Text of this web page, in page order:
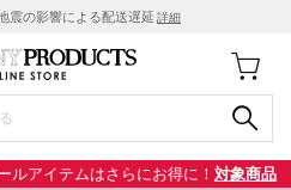
震の影響による配送遅延 詳細
ルアイテムはさらにお得に！ 対象商品